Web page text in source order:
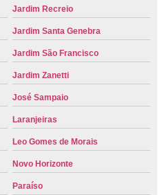
Jardim Recreio
Jardim Santa Genebra
Jardim São Francisco
Jardim Zanetti
José Sampaio
Laranjeiras
Leo Gomes de Morais
Novo Horizonte
Paraíso